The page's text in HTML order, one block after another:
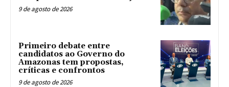
9 de agosto de 2026
Primeiro debate entre
candidatos ao Governo do
Amazonas tem propostas,
críticas e confrontos
9 de agosto de 2026